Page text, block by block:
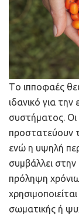
Tο ιπποφαές
ιδανικό για
συστήματος. Οι
προστατεύουν
ενώ η υψηλή
συμβάλλει
πρόληψη
σωματικής ή